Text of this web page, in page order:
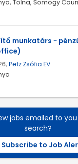
Tolna, Somogy
munkatárs -
Petz Zsófia EV
jobs emailed to
search?
Subscribe to Job